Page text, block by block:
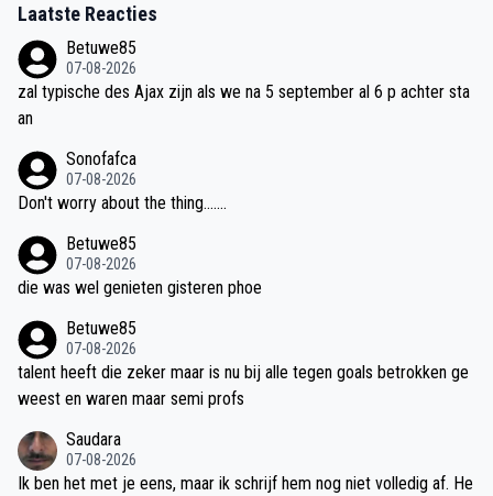
Laatste Reacties
Betuwe85
07-08-2026
zal typische des Ajax zijn als we na 5 september al 6 p achter sta
an
Sonofafca
07-08-2026
Don't worry about the thing.......
Betuwe85
07-08-2026
die was wel genieten gisteren phoe
Betuwe85
07-08-2026
talent heeft die zeker maar is nu bij alle tegen goals betrokken ge
weest en waren maar semi profs
Saudara
07-08-2026
Ik ben het met je eens, maar ik schrijf hem nog niet volledig af. He